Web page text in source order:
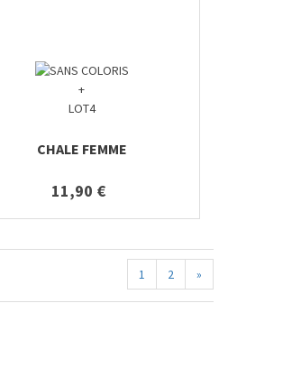
+
LOT4
CHALE FEMME
11,90 €
1 2 »